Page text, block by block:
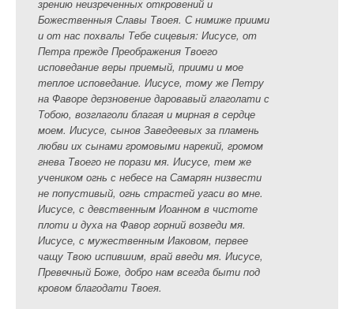
зрению неизреченных откровений и
Божественныя Славы Твоея. С нимиже приими
и от нас похвалы Тебе сицевыя: Иисусе, от
Петра прежде Преображения Твоего
исповедание веры приемый, приими и мое
теплое исповедание. Иисусе, тому же Петру
на Фаворе дерзновение даровавый глаголати с
Тобою, возглаголи благая и мирная в сердце
моем. Иисусе, сынов Заведеевых за пламень
любви их сынами громовыми нарекий, громом
гнева Твоего не порази мя. Иисусе, тем же
учеником огнь с небесе на Самарян низвести
не попустивый, огнь страстей угаси во мне.
Иисусе, с девственным Иоанном в чистоте
плоти и духа на Фавор горний возведи мя.
Иисусе, с мужественным Иаковом, первее
чащу Твою испившим, врай введи мя. Иисусе,
Превечный Боже, добро нам всегда быти под
кровом благодати Твоея.